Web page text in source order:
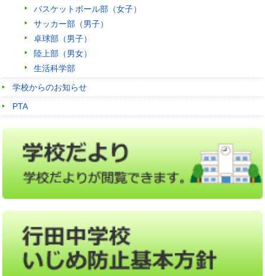
バスケットボール部（女子）
サッカー部（男子）
卓球部（男子）
陸上部（男女）
生活科学部
学校からのお知らせ
PTA